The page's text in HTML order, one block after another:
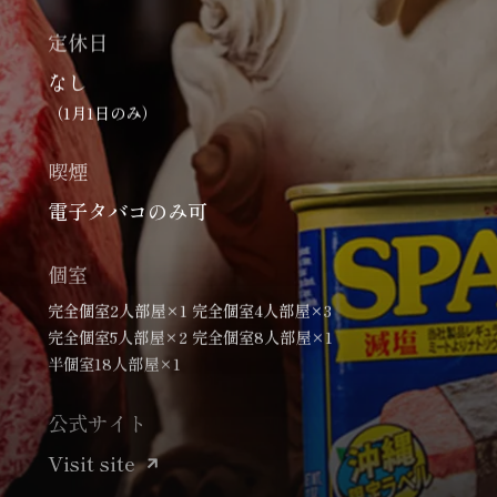
定休日
なし
（1月1日のみ）
喫煙
電子タバコのみ可
個室
完全個室2人部屋×1 完全個室4人部屋×3
完全個室5人部屋×2 完全個室8人部屋×1
半個室18人部屋×1
公式サイト
Visit site